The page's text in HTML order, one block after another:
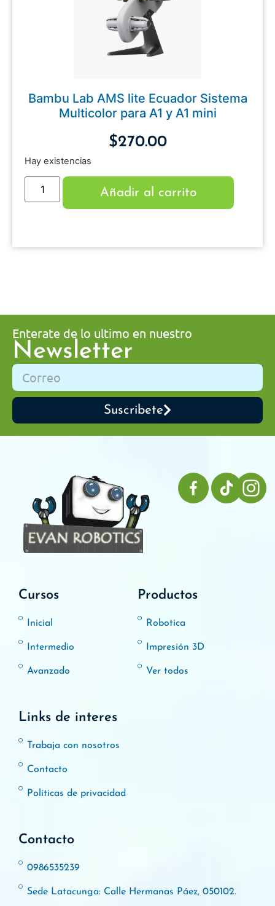
Bambu Lab AMS lite Ecuador Sistema
Multicolor para A1 y A1 mini
$270.00
Hay existencias
Añadir al carrito
Enterate de lo ultimo en nuestro
Newsletter
Suscribete
Cursos
Inicial
Intermedio
Avanzado
Productos
Robotica
Impresión 3D
Ver todos
Links de interes
Trabaja con nosotros
Contacto
Políticas de privacidad
Contacto
0986535239
Sede Latacunga: Calle Hermanas Páez, 050102.